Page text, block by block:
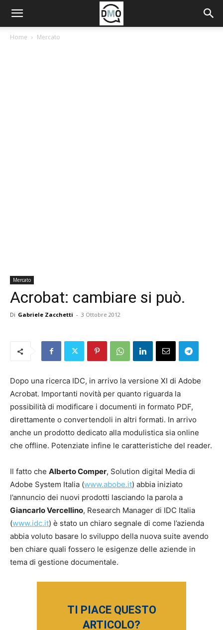
Home Mercato
Mercato
Acrobat: cambiare si può.
Di Gabriele Zacchetti - 3 Ottobre 2012
Dopo una ricerca IDC, in arrivo la versione XI di Adobe
Acrobat. Importanti novità per quanto riguarda la
possibilità di modificare i documenti in formato PDF,
direttamente o convertendoli in altri formati. In arrivo
anche un prodotto dedicato alla modulistica sia online
che offline. Potenziate infine le caratteristiche del reader.
Il fatto che Alberto Comper, Solution digital Media di
Adobe System Italia (www.abobe.it) abbia iniziato
l’annuncio dei nuovi prodotti lasciando la parola a
Giancarlo Vercellino, Research Manager di IDC Italia
(www.idc.it) è stato un chiaro segnale di come l’azienda
abbia voluto basare lo sviluppo della nuova suite avendo
ben chiare quali fossero le esigenze delle aziende in
tema di gestione documentale.
TI PIACE QUESTO
ARTICOLO?